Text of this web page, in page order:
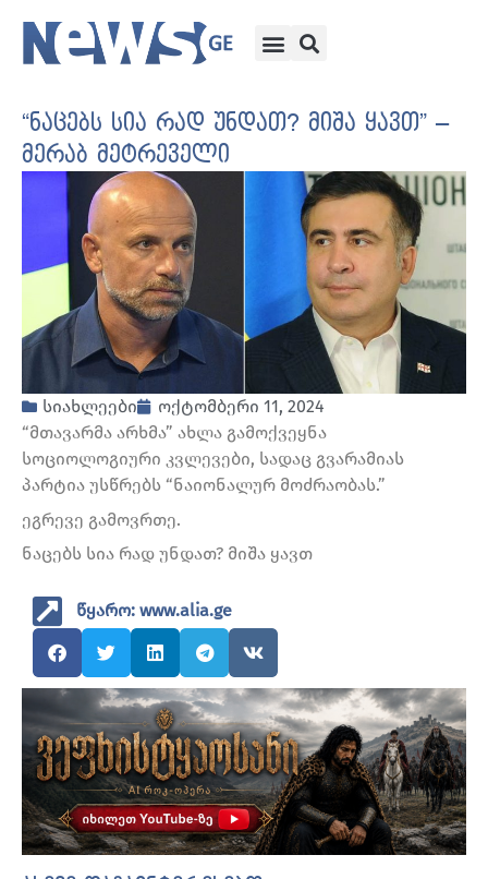
“ნაცებს სია რად უნდათ? მიშა ყავთ” –
მერაბ მეტრეველი
სიახლეები
ოქტომბერი 11, 2024
“მთავარმა არხმა” ახლა გამოქვეყნა
სოციოლოგიური კვლევები, სადაც გვარამიას
პარტია უსწრებს “ნაიონალურ მოძრაობას.”
ეგრევე გამოვრთე.
ნაცებს სია რად უნდათ? მიშა ყავთ
წყარო: www.alia.ge